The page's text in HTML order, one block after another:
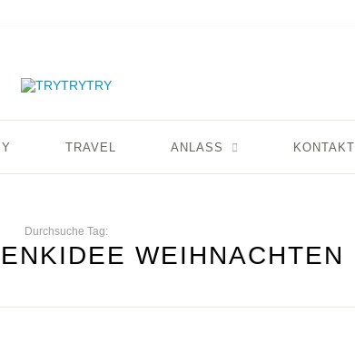
TRAVEL ANLASS KONTAKT
Durchsuche Tag:
WEIHNACHTEN